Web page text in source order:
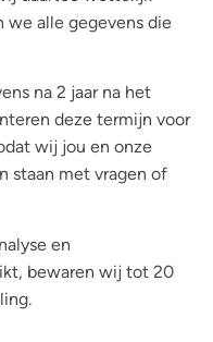
we alle gegevens die
na 2 jaar na het
deze termijn voor
wij jou en onze
staan met vragen of
en
bewaren wij tot 20